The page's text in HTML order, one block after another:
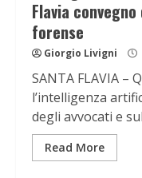
Flavia
forense
Giorgio Livigni
SANTA FLAVIA –
l’intelligenza
degli avvocati e
Read More